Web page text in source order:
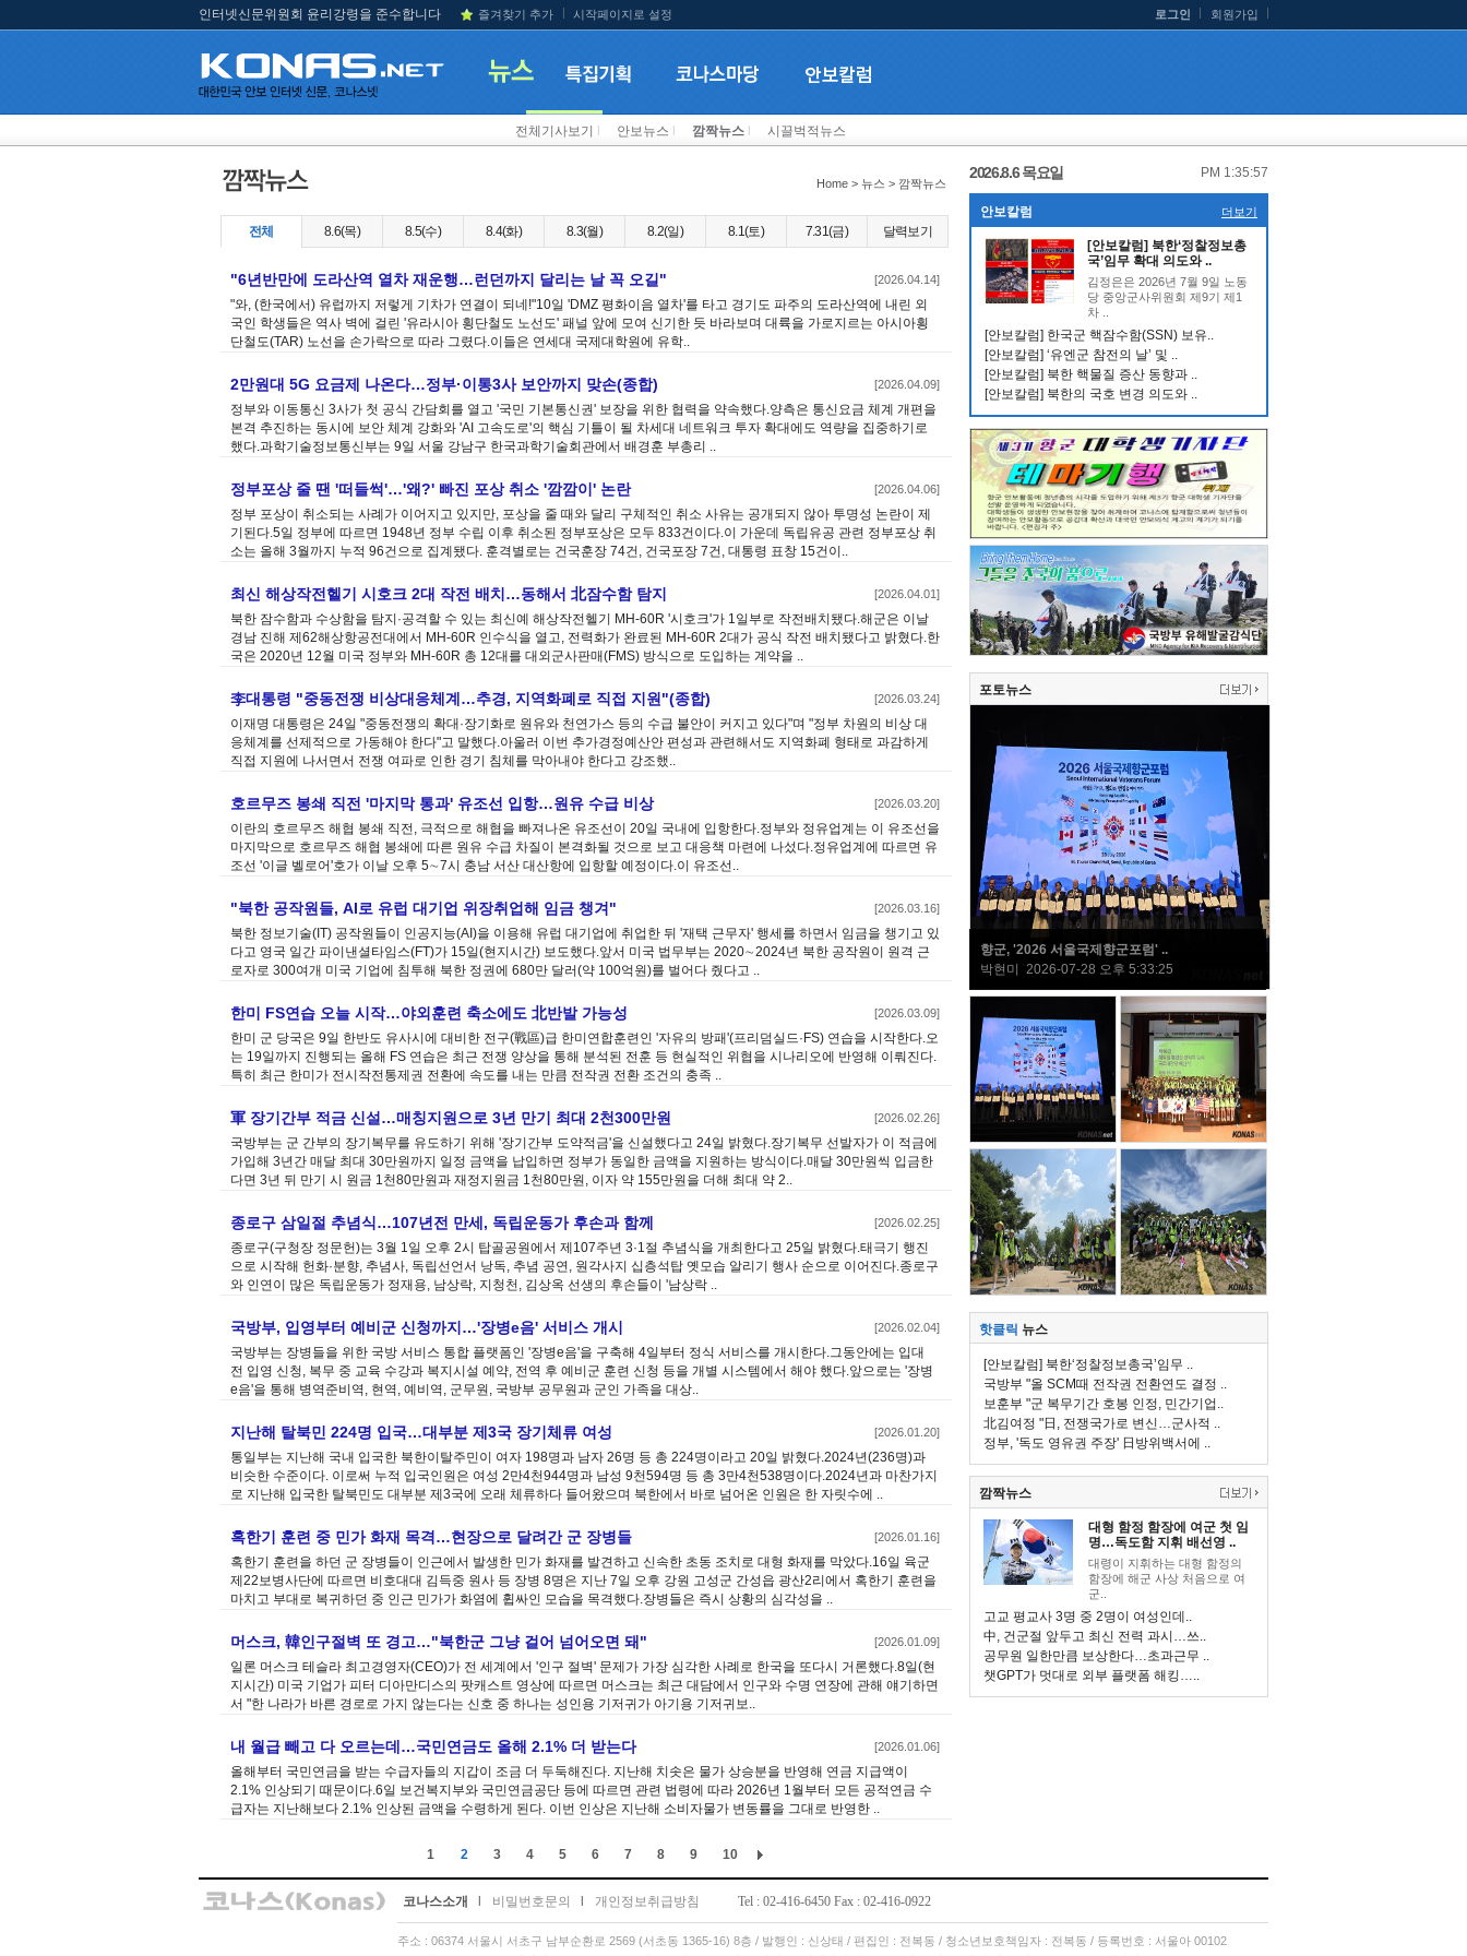
인터넷신문위원회 윤리강령을 준수합니다 즐겨찾기 추가 시작페이지로 설정 로그인 회원가입
전체기사보기 안보뉴스 깜짝뉴스 시끌벅적뉴스
Home > 뉴스 > 깜짝뉴스
전체 8.6(목) 8.5(수) 8.4(화) 8.3(월) 8.2(일) 8.1(토) 7.31(금) 달력보기
"6년반만에 도라산역 열차 재운행…런던까지 달리는 날 꼭 오길" [2026.04.14]
"와, (한국에서) 유럽까지 저렇게 기차가 연결이 되네!"10일 'DMZ 평화이음 열차'를 타고 경기도 파주의 도라산역에 내린 외
국인 학생들은 역사 벽에 걸린 '유라시아 횡단철도 노선도' 패널 앞에 모여 신기한 듯 바라보며 대륙을 가로지르는 아시아횡
단철도(TAR) 노선을 손가락으로 따라 그렸다.이들은 연세대 국제대학원에 유학..
2만원대 5G 요금제 나온다…정부·이통3사 보안까지 맞손(종합) [2026.04.09]
정부와 이동통신 3사가 첫 공식 간담회를 열고 '국민 기본통신권' 보장을 위한 협력을 약속했다.양측은 통신요금 체계 개편을
본격 추진하는 동시에 보안 체계 강화와 'AI 고속도로'의 핵심 기틀이 될 차세대 네트워크 투자 확대에도 역량을 집중하기로
했다.과학기술정보통신부는 9일 서울 강남구 한국과학기술회관에서 배경훈 부총리 ..
정부포상 줄 땐 '떠들썩'…'왜?' 빠진 포상 취소 '깜깜이' 논란 [2026.04.06]
정부 포상이 취소되는 사례가 이어지고 있지만, 포상을 줄 때와 달리 구체적인 취소 사유는 공개되지 않아 투명성 논란이 제
기된다.5일 정부에 따르면 1948년 정부 수립 이후 취소된 정부포상은 모두 833건이다.이 가운데 독립유공 관련 정부포상 취
소는 올해 3월까지 누적 96건으로 집계됐다. 훈격별로는 건국훈장 74건, 건국포장 7건, 대통령 표창 15건이..
최신 해상작전헬기 시호크 2대 작전 배치…동해서 北잠수함 탐지 [2026.04.01]
북한 잠수함과 수상함을 탐지·공격할 수 있는 최신예 해상작전헬기 MH-60R '시호크'가 1일부로 작전배치됐다.해군은 이날
경남 진해 제62해상항공전대에서 MH-60R 인수식을 열고, 전력화가 완료된 MH-60R 2대가 공식 작전 배치됐다고 밝혔다.한
국은 2020년 12월 미국 정부와 MH-60R 총 12대를 대외군사판매(FMS) 방식으로 도입하는 계약을 ..
李대통령 "중동전쟁 비상대응체계…추경, 지역화폐로 직접 지원"(종합) [2026.03.24]
이재명 대통령은 24일 "중동전쟁의 확대·장기화로 원유와 천연가스 등의 수급 불안이 커지고 있다"며 "정부 차원의 비상 대
응체계를 선제적으로 가동해야 한다"고 말했다.아울러 이번 추가경정예산안 편성과 관련해서도 지역화폐 형태로 과감하게
직접 지원에 나서면서 전쟁 여파로 인한 경기 침체를 막아내야 한다고 강조했..
호르무즈 봉쇄 직전 '마지막 통과' 유조선 입항…원유 수급 비상 [2026.03.20]
이란의 호르무즈 해협 봉쇄 직전, 극적으로 해협을 빠져나온 유조선이 20일 국내에 입항한다.정부와 정유업계는 이 유조선을
마지막으로 호르무즈 해협 봉쇄에 따른 원유 수급 차질이 본격화될 것으로 보고 대응책 마련에 나섰다.정유업계에 따르면 유
조선 '이글 벨로어'호가 이날 오후 5∼7시 충남 서산 대산항에 입항할 예정이다.이 유조선..
"북한 공작원들, AI로 유럽 대기업 위장취업해 임금 챙겨" [2026.03.16]
북한 정보기술(IT) 공작원들이 인공지능(AI)을 이용해 유럽 대기업에 취업한 뒤 '재택 근무자' 행세를 하면서 임금을 챙기고 있
다고 영국 일간 파이낸셜타임스(FT)가 15일(현지시간) 보도했다.앞서 미국 법무부는 2020∼2024년 북한 공작원이 원격 근
로자로 300여개 미국 기업에 침투해 북한 정권에 680만 달러(약 100억원)를 벌어다 줬다고 ..
한미 FS연습 오늘 시작…야외훈련 축소에도 北반발 가능성 [2026.03.09]
한미 군 당국은 9일 한반도 유사시에 대비한 전구(戰區)급 한미연합훈련인 '자유의 방패'(프리덤실드·FS) 연습을 시작한다.오
는 19일까지 진행되는 올해 FS 연습은 최근 전쟁 양상을 통해 분석된 전훈 등 현실적인 위협을 시나리오에 반영해 이뤄진다.
특히 최근 한미가 전시작전통제권 전환에 속도를 내는 만큼 전작권 전환 조건의 충족 ..
軍 장기간부 적금 신설…매칭지원으로 3년 만기 최대 2천300만원 [2026.02.26]
국방부는 군 간부의 장기복무를 유도하기 위해 '장기간부 도약적금'을 신설했다고 24일 밝혔다.장기복무 선발자가 이 적금에
가입해 3년간 매달 최대 30만원까지 일정 금액을 납입하면 정부가 동일한 금액을 지원하는 방식이다.매달 30만원씩 입금한
다면 3년 뒤 만기 시 원금 1천80만원과 재정지원금 1천80만원, 이자 약 155만원을 더해 최대 약 2..
종로구 삼일절 추념식…107년전 만세, 독립운동가 후손과 함께 [2026.02.25]
종로구(구청장 정문헌)는 3월 1일 오후 2시 탑골공원에서 제107주년 3·1절 추념식을 개최한다고 25일 밝혔다.태극기 행진
으로 시작해 헌화·분향, 추념사, 독립선언서 낭독, 추념 공연, 원각사지 십층석탑 옛모습 알리기 행사 순으로 이어진다.종로구
와 인연이 많은 독립운동가 정재용, 남상락, 지청천, 김상옥 선생의 후손들이 '남상락 ..
국방부, 입영부터 예비군 신청까지…'장병e음' 서비스 개시 [2026.02.04]
국방부는 장병들을 위한 국방 서비스 통합 플랫폼인 '장병e음'을 구축해 4일부터 정식 서비스를 개시한다.그동안에는 입대
전 입영 신청, 복무 중 교육 수강과 복지시설 예약, 전역 후 예비군 훈련 신청 등을 개별 시스템에서 해야 했다.앞으로는 '장병
e음'을 통해 병역준비역, 현역, 예비역, 군무원, 국방부 공무원과 군인 가족을 대상..
지난해 탈북민 224명 입국…대부분 제3국 장기체류 여성 [2026.01.20]
통일부는 지난해 국내 입국한 북한이탈주민이 여자 198명과 남자 26명 등 총 224명이라고 20일 밝혔다.2024년(236명)과
비슷한 수준이다. 이로써 누적 입국인원은 여성 2만4천944명과 남성 9천594명 등 총 3만4천538명이다.2024년과 마찬가지
로 지난해 입국한 탈북민도 대부분 제3국에 오래 체류하다 들어왔으며 북한에서 바로 넘어온 인원은 한 자릿수에 ..
혹한기 훈련 중 민가 화재 목격…현장으로 달려간 군 장병들 [2026.01.16]
혹한기 훈련을 하던 군 장병들이 인근에서 발생한 민가 화재를 발견하고 신속한 초동 조치로 대형 화재를 막았다.16일 육군
제22보병사단에 따르면 비호대대 김득중 원사 등 장병 8명은 지난 7일 오후 강원 고성군 간성읍 광산2리에서 혹한기 훈련을
마치고 부대로 복귀하던 중 인근 민가가 화염에 휩싸인 모습을 목격했다.장병들은 즉시 상황의 심각성을 ..
머스크, 韓인구절벽 또 경고…"북한군 그냥 걸어 넘어오면 돼" [2026.01.09]
일론 머스크 테슬라 최고경영자(CEO)가 전 세계에서 '인구 절벽' 문제가 가장 심각한 사례로 한국을 또다시 거론했다.8일(현
지시간) 미국 기업가 피터 디아만디스의 팟캐스트 영상에 따르면 머스크는 최근 대담에서 인구와 수명 연장에 관해 얘기하면
서 "한 나라가 바른 경로로 가지 않는다는 신호 중 하나는 성인용 기저귀가 아기용 기저귀보..
내 월급 빼고 다 오르는데…국민연금도 올해 2.1% 더 받는다 [2026.01.06]
올해부터 국민연금을 받는 수급자들의 지갑이 조금 더 두둑해진다. 지난해 치솟은 물가 상승분을 반영해 연금 지급액이
2.1% 인상되기 때문이다.6일 보건복지부와 국민연금공단 등에 따르면 관련 법령에 따라 2026년 1월부터 모든 공적연금 수
급자는 지난해보다 2.1% 인상된 금액을 수령하게 된다. 이번 인상은 지난해 소비자물가 변동률을 그대로 반영한 ..
1 2 3 4 5 6 7 8 9 10
2026.8.6 목요일 PM 1:35:58
안보칼럼 더보기
[안보칼럼] 북한‘정찰정보총
국’임무 확대 의도와 ..
김정은은 2026년 7월 9일 노동
당 중앙군사위원회 제9기 제1
차 ..
[안보칼럼] 한국군 핵잠수함(SSN) 보유..
[안보칼럼] ‘유엔군 참전의 날’ 및 ..
[안보칼럼] 북한 핵물질 증산 동향과 ..
[안보칼럼] 북한의 국호 변경 의도와 ..
포토뉴스
향군, '2026 서울국제향군포럼' ..
박현미 2026-07-28 오후 5:33:25
핫클릭 뉴스
[안보칼럼] 북한‘정찰정보총국’임무 ..
국방부 "올 SCM때 전작권 전환연도 결정 ..
보훈부 "군 복무기간 호봉 인정, 민간기업..
北김여정 "日, 전쟁국가로 변신…군사적 ..
정부, '독도 영유권 주장' 日방위백서에 ..
깜짝뉴스
대형 함정 함장에 여군 첫 임
명…독도함 지휘 배선영 ..
대령이 지휘하는 대형 함정의
함장에 해군 사상 처음으로 여
군..
고교 평교사 3명 중 2명이 여성인데..
中, 건군절 앞두고 최신 전력 과시…쓰..
공무원 일한만큼 보상한다…초과근무 ..
챗GPT가 멋대로 외부 플랫폼 해킹…..
코나스소개 비밀번호문의 개인정보취급방침 Tel : 02-416-6450 Fax : 02-416-0922
주소 : 06374 서울시 서초구 남부순환로 2569 (서초동 1365-16) 8층 / 발행인 : 신상태 / 편집인 : 전복동 / 청소년보호책임자 : 전복동 / 등록번호 : 서울아 00102